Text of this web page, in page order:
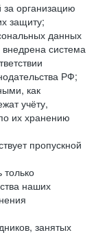
организацию
защиту;
данных
система
РФ;
как
учёту,
их хранению
пропускной
наших
занятых